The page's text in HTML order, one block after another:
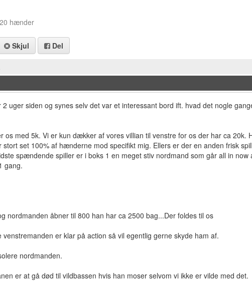
hænder
Skjul Del
uger siden og synes selv det var et interessant bord ift. hvad det nogle
os med 5k. Vi er kun dækker af vores villian til venstre for os der har ca 20k.
stort set 100% af hænderne mod specifikt mig. Ellers er der en anden frisk
spændende spiller er i boks 1 en meget stiv nordmand som går all in now
gang.
nordmanden åbner til 800 han har ca 2500 bag...Der foldes til os
er klar på action så vil egentlig gerne skyde ham af.
nordmanden.
er at gå død til vildbassen hvis han moser selvom vi ikke er vilde med det.